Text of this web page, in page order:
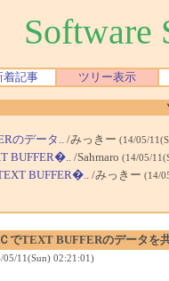
Software
着記事 ツリー表示
のデータ.. /みっきー (14/05/
BUFFER�.. /Sahmaro (14/05/
BUFFER�.. /みっきー (14/
でTEXT BUFFERのデータを
11(Sun) 02:21:01)